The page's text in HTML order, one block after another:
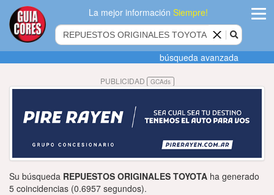
La mejor informaciónSiempre!
Agregar
empresa
Actualizar
Publicidad
búsqueda avanzada
PUBLICIDAD GCAds
Su búsqueda REPUESTOS ORIGINALES TOYOTA ha generado
5 coincidencias (0.6957 segundos).